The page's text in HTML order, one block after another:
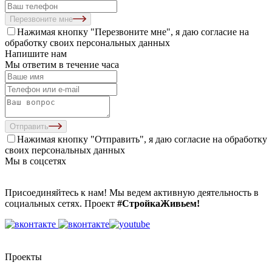
Перезвоните мне
Нажимая кнопку "Перезвоните мне", я даю согласие на
обработку своих персональных данных
Напишите нам
Мы ответим в течение часа
Отправить
Нажимая кнопку "Отправить", я даю согласие на обработку
своих персональных данных
Мы в соцсетях
Присоединяйтесь к нам! Мы ведем активную деятельность в
социальных сетях. Проект #СтройкаЖивьем!
Проекты